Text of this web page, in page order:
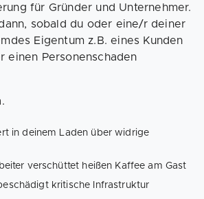
für Gründer und Unternehmer.
sobald du oder eine/r deiner
Eigentum z.B. eines Kunden
einen Personenschaden
in deinem Laden über widrige
verschüttet heißen Kaffee am Gast
kritische Infrastruktur